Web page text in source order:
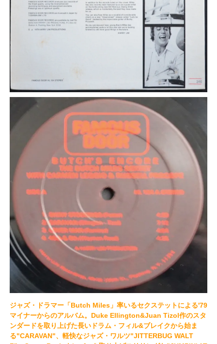
ジャズ・ドラマー「Butch Miles」率いるセクステットによる'79
マイナーからのアルバム。Duke Ellington&Juan Tizol作のスタ
ンダードを取り上げた長いドラム・フィル&ブレイクから始ま
る"CARAVAN"、軽快なジャズ・ワルツ"JITTERBUG WALT